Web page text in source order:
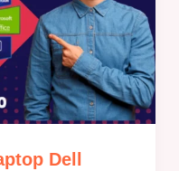
Dell